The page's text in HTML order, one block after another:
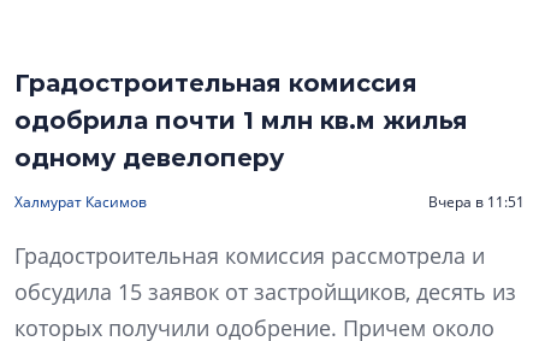
Градостроительная комиссия
одобрила почти 1 млн кв.м жилья
одному девелоперу
Халмурат Касимов Вчера в 11:51
Градостроительная комиссия рассмотрела и
обсудила 15 заявок от застройщиков, десять из
которых получили одобрение. Причем около